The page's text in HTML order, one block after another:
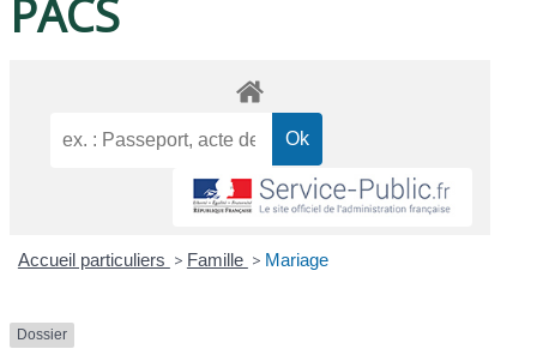
PACS
Accueil particuliers > Famille > Mariage
Dossier